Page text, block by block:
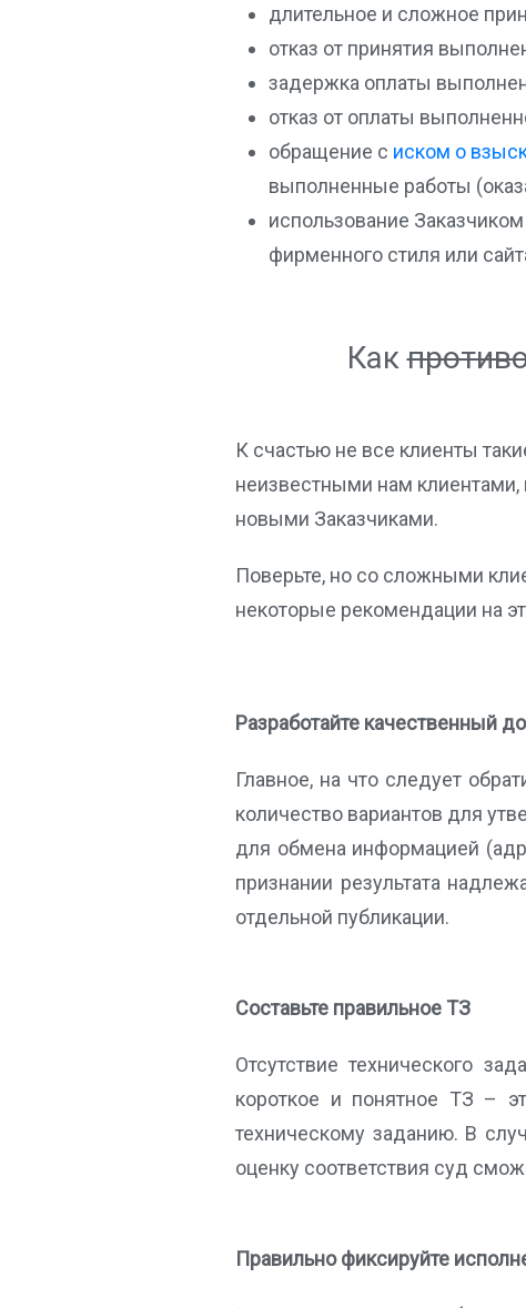
длительное и сложное
отказ от принятия
задержка оплаты
отказ от оплаты
обращение с иском о
выполненные работы
использование
фирменного стиля или
Как
К счастью не все клиенты
неизвестными нам клиентами,
новыми Заказчиками.
Поверьте, но со сложными
некоторые рекомендации на
Разработайте качественный
Главное, на что следует
количество вариантов для
для обмена информацией
признании результата
отдельной публикации.
Составьте правильное ТЗ
Отсутствие технического
короткое и понятное ТЗ –
техническому заданию. В
оценку соответствия суд
Правильно фиксируйте